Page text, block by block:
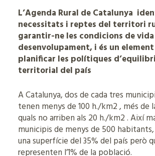
L’Agenda Rural de Catalunya
necessitats i reptes del territori
garantir-ne les condicions de
desenvolupament, i és un
planificar les polítiques
territorial del país
A Catalunya, dos de cada tres
tenen menys de 100 h./km2 , més de
quals no arriben als 20 h./km2 . Així
municipis de menys de 500
una superfície del 35% del país però
representen l’1% de la població.